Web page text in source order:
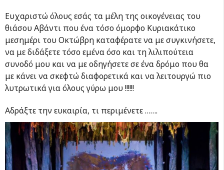
Ευχαριστώ όλους εσάς τα μέλη της οικογένειας του
θιάσου Αβάντι που ένα τόσο όμορφο Κυριακάτικο
μεσημέρι του Οκτώβρη καταφέρατε να με συγκινήσετε,
να με διδάξετε τόσο εμένα όσο και τη λιλιπούτεια
συνοδό μου και να με οδηγήσετε σε ένα δρόμο που θα
με κάνει να σκεφτώ διαφορετικά και να λειτουργώ πιο
λυτρωτικά για όλους γύρω μου !!!!!!
Αδράξτε την ευκαιρία, τι περιμένετε …….